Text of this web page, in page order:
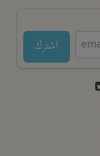
اشترك